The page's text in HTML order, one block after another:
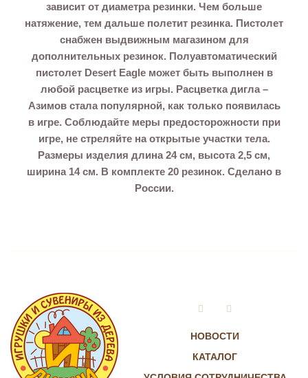
зависит от диаметра резинки. Чем больше
натяжение, тем дальше полетит резинка. Пистолет
снабжен выдвижным магазином для
дополнительных резинок. Полуавтоматический
пистолет Desert Eagle может быть выполнен в
любой расцветке из игры. Расцветка дигла –
Азимов стала популярной, как только появилась
в игре. Соблюдайте меры предосторожности при
игре, не стреляйте на открытые участки тела.
Размеры изделия длина 24 см, высота 2,5 см,
ширина 14 см. В комплекте 20 резинок. Сделано в
России.
НОВОСТИ
КАТАЛОГ
VkontakteInstagram